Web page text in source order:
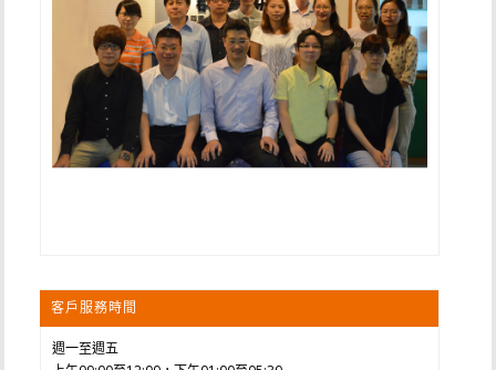
客戶服務時間
週一至週五